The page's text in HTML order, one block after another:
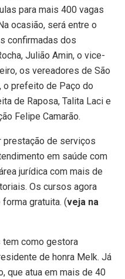
para mais 400 vagas
ocasião, será entre o
confirmadas dos
Julião Amin, o vice-
os vereadores de São
o prefeito de Paço do
de Raposa, Talita Laci e
Felipe Camarão.
prestação de serviços
em saúde com
jurídica com mais de
Os cursos agora
gratuita. (veja na
tem como gestora
de honra Melk. Já
que atua em mais de 40